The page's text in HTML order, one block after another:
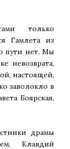
только
Гамлета из
пути нет. Мы
невозврата,
настоящей,
заволокло в
Боярская,
драмы
Клавдий